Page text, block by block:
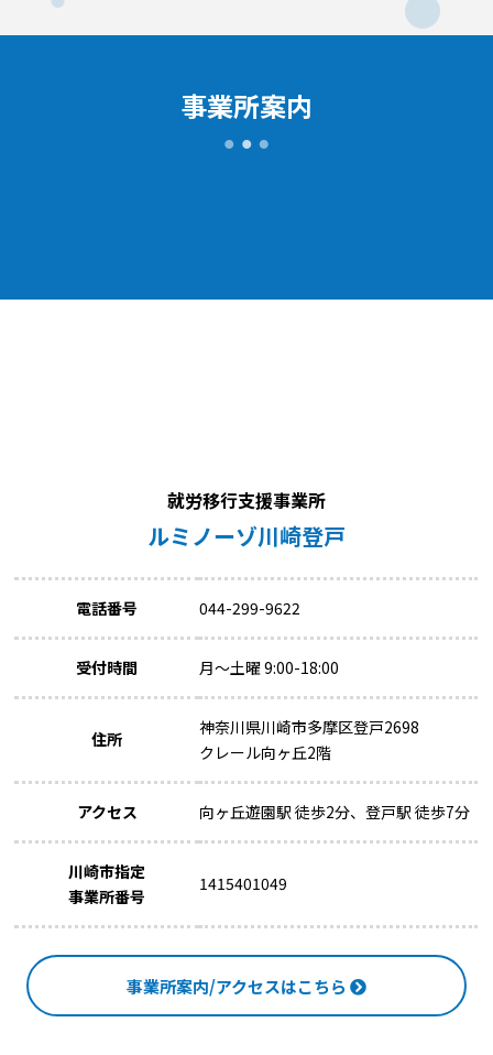
事業所案内
就労移行支援事業所
ルミノーゾ川崎登戸
電話番号 044-299-9622
受付時間 月～土曜 9:00-18:00
住所
神奈川県川崎市多摩区登戸2698
クレール向ヶ丘2階
アクセス 向ヶ丘遊園駅 徒歩2分、登戸駅 徒歩7分
川崎市指定
事業所番号
1415401049
事業所案内/アクセスはこちら